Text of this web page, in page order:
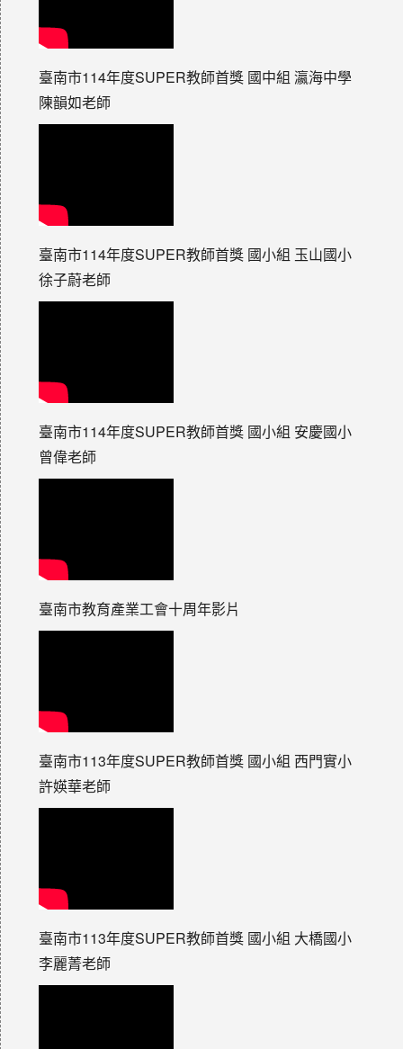
臺南市114年度SUPER教師首獎 國中組 瀛海中學
陳韻如老師
臺南市114年度SUPER教師首獎 國小組 玉山國小
徐子蔚老師
臺南市114年度SUPER教師首獎 國小組 安慶國小
曾偉老師
臺南市教育產業工會十周年影片
臺南市113年度SUPER教師首獎 國小組 西門實小
許媖華老師
臺南市113年度SUPER教師首獎 國小組 大橋國小
李麗菁老師